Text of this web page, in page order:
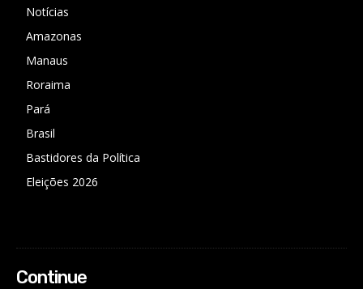
Notícias
Amazonas
Manaus
Roraima
Pará
Brasil
Bastidores da Política
Eleições 2026
Continue